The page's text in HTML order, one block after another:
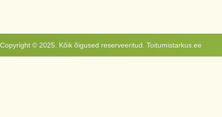
Copyright © 2025. Kõik õigused reserveeritud. Toitumistarkus.ee